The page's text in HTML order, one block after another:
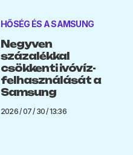
HŐSÉG ÉS A SAMSUNG
Negyven
százalékkal
csökkenti ivóvíz-
felhasználását a
Samsung
2026 / 07 / 30 / 13:36